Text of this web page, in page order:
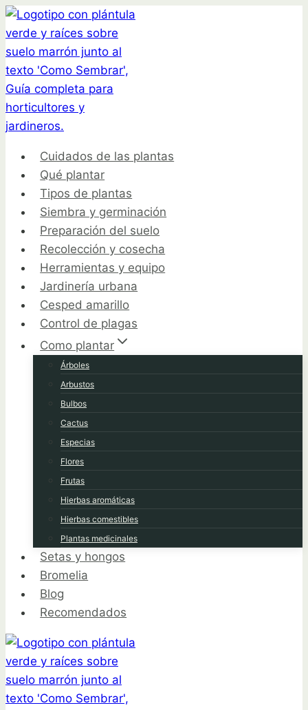
Saltar
al
contenido
Cuidados de las plantas
Qué plantar
Tipos de plantas
Siembra y germinación
Preparación del suelo
Recolección y cosecha
Herramientas y equipo
Jardinería urbana
Cesped amarillo
Control de plagas
Como plantar
Árboles
Arbustos
Bulbos
Cactus
Especias
Flores
Frutas
Hierbas aromáticas
Hierbas comestibles
Plantas medicinales
Setas y hongos
Bromelia
Blog
Recomendados